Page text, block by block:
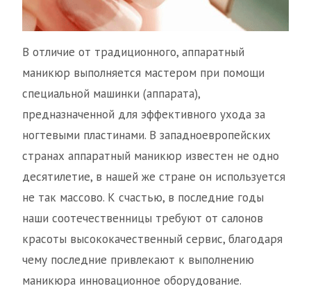
В отличие от традиционного, аппаратный
маникюр выполняется мастером при помощи
специальной машинки (аппарата),
предназначенной для эффективного ухода за
ногтевыми пластинами. В западноевропейских
странах аппаратный маникюр известен не одно
десятилетие, в нашей же стране он используется
не так массово. К счастью, в последние годы
наши соотечественницы требуют от салонов
красоты высококачественный сервис, благодаря
чему последние привлекают к выполнению
маникюра инновационное оборудование.